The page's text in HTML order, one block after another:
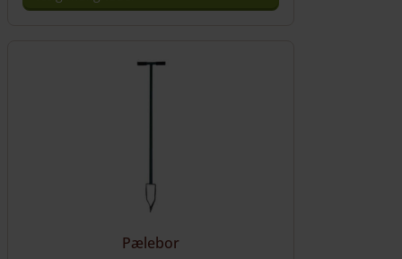
Pælebor